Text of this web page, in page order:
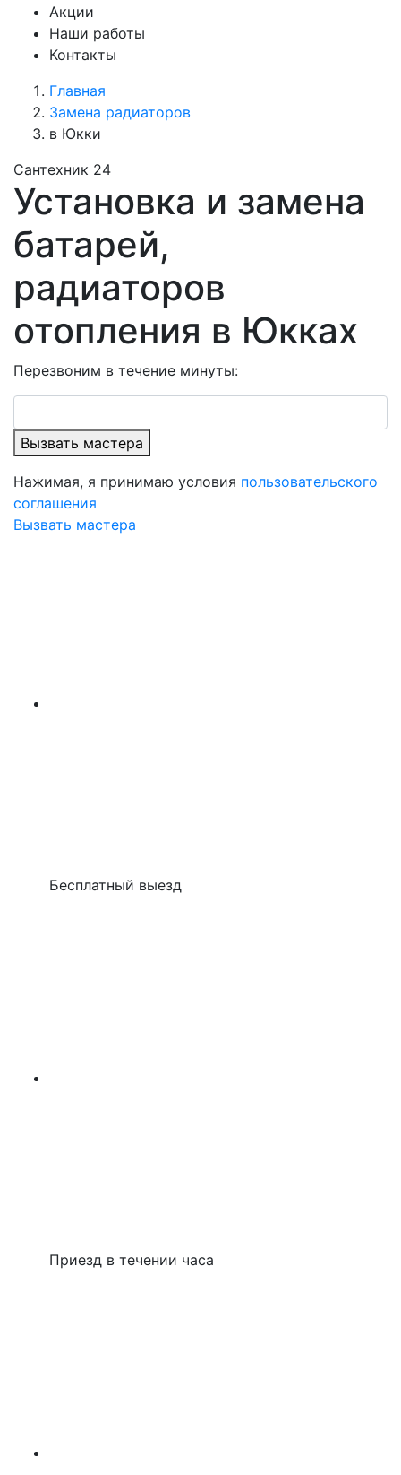
Акции
Наши работы
Контакты
Главная
Замена радиаторов
в Юкки
Сантехник 24
Установка и замена
батарей,
радиаторов
отопления в Юкках
Перезвоним в течение минуты:
Вызвать мастера
Нажимая, я принимаю условия пользовательского
соглашения
Вызвать мастера
Бесплатный выезд
Приезд в течении часа